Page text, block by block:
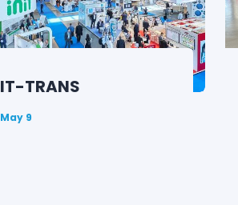
IT-TRANS
May 9